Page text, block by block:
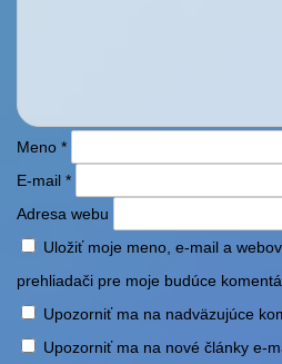
Meno *
E-mail *
Adresa webu
Uložiť moje meno, e-mail a
prehliadači pre moje budúce
Upozorniť ma na nadväzujúce
Upozorniť ma na nové články e-